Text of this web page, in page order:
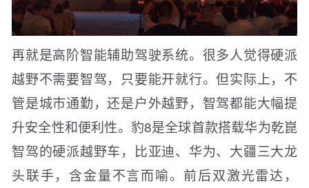
再就是高阶智能辅助驾驶系统。很多人觉得硬派
越野不需要智驾，只要能开就行。但实际上，不
管是城市通勤，还是户外越野，智驾都能大幅提
升安全性和便利性。豹8是全球首款搭载华为乾崑
智驾的硬派越野车，比亚迪、华为、大疆三大龙
头联手，含金量不言而喻。前后双激光雷达，